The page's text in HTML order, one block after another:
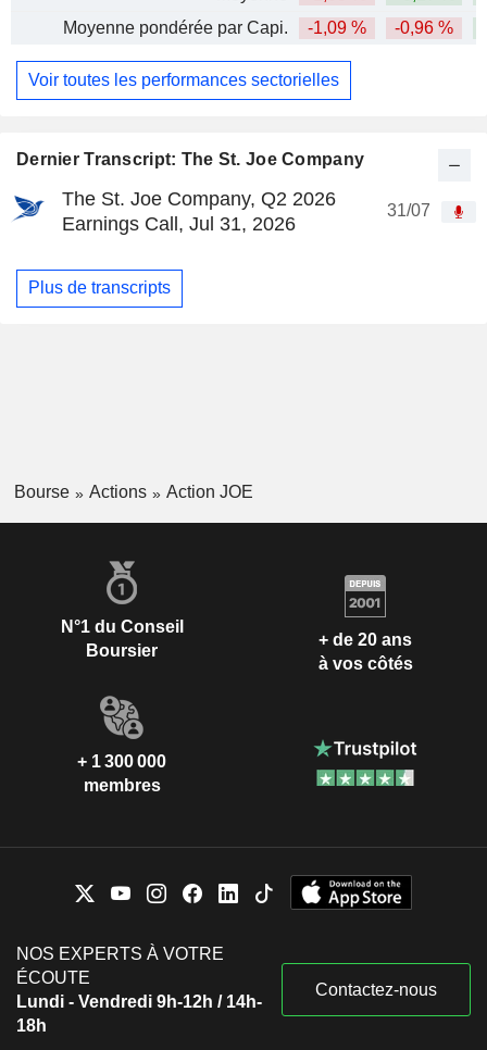
Dernier Transcript: The St. Joe Company
The St. Joe Company, Q2 2026
Earnings Call, Jul 31, 2026
31/07
Plus de transcripts
Moyenne pondérée par Capi.
-1,09 % -0,96 %
Voir toutes les performances sectorielles
Bourse Actions Action JOE
N°1 du Conseil
Boursier
+ de 20 ans
à vos côtés
+ 1 300 000
membres
NOS EXPERTS À VOTRE
ÉCOUTE
Lundi - Vendredi 9h-12h / 14h-
18h
Contactez-nous